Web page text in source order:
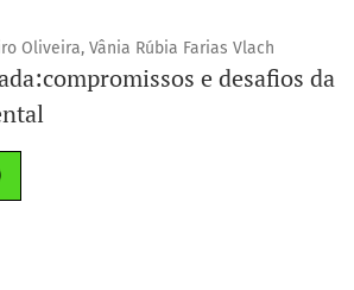
Oliveira, Vânia Rúbia Farias Vlach
e desafios da